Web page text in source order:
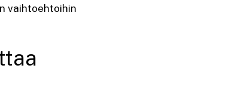
vaihtoehtoihin